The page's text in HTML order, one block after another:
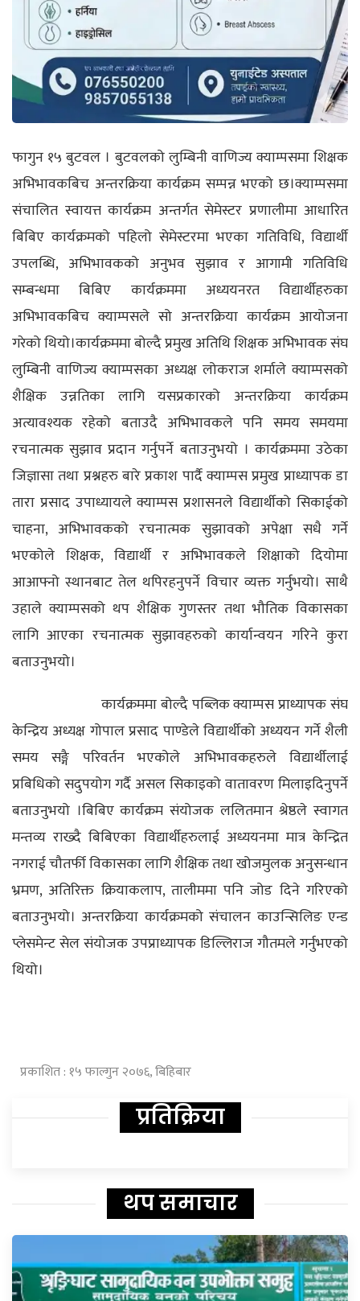
फागुन १५ बुटवल । बुटवलको लुम्बिनी वाणिज्य क्याम्पसमा शिक्षक
अभिभावकबिच अन्तरक्रिया कार्यक्रम सम्पन्न भएको छ।क्याम्पसमा
संचालित स्वायत्त कार्यक्रम अन्तर्गत सेमेस्टर प्रणालीमा आधारित
बिबिए कार्यक्रमको पहिलो सेमेस्टरमा भएका गतिविधि, विद्यार्थी
उपलब्धि, अभिभावकको अनुभव सुझाव र आगामी गतिविधि
सम्बन्धमा बिबिए कार्यक्रममा अध्ययनरत विद्यार्थीहरुका
अभिभावकबिच क्याम्पसले सो अन्तरक्रिया कार्यक्रम आयोजना
गरेको थियो।कार्यक्रममा बोल्दै प्रमुख अतिथि शिक्षक अभिभावक संघ
लुम्बिनी वाणिज्य क्याम्पसका अध्यक्ष लोकराज शर्माले क्याम्पसको
शैक्षिक उन्नतिका लागि यसप्रकारको अन्तरक्रिया कार्यक्रम
अत्यावश्यक रहेको बताउदै अभिभावकले पनि समय समयमा
रचनात्मक सुझाव प्रदान गर्नुपर्ने बताउनुभयो । कार्यक्रममा उठेका
जिज्ञासा तथा प्रश्नहरु बारे प्रकाश पार्दै क्याम्पस प्रमुख प्राध्यापक डा
तारा प्रसाद उपाध्यायले क्याम्पस प्रशासनले विद्यार्थीको सिकाईको
चाहना, अभिभावकको रचनात्मक सुझावको अपेक्षा सधै गर्ने
भएकोले शिक्षक, विद्यार्थी र अभिभावकले शिक्षाको दियोमा
आआफ्नो स्थानबाट तेल थपिरहनुपर्ने विचार व्यक्त गर्नुभयो। साथै
उहाले क्याम्पसको थप शैक्षिक गुणस्तर तथा भौतिक विकासका
लागि आएका रचनात्मक सुझावहरुको कार्यान्वयन गरिने कुरा
बताउनुभयो।
कार्यक्रममा बोल्दै पब्लिक क्याम्पस प्राध्यापक संघ
केन्द्रिय अध्यक्ष गोपाल प्रसाद पाण्डेले विद्यार्थीको अध्ययन गर्ने शैली
समय सङ्गै परिवर्तन भएकोले अभिभावकहरुले विद्यार्थीलाई
प्रबिधिको सदुपयोग गर्दै असल सिकाइको वातावरण मिलाइदिनुपर्ने
बताउनुभयो ।बिबिए कार्यक्रम संयोजक ललितमान श्रेष्ठले स्वागत
मन्तव्य राख्दै बिबिएका विद्यार्थीहरुलाई अध्ययनमा मात्र केन्द्रित
नगराई चौतर्फी विकासका लागि शैक्षिक तथा खोजमुलक अनुसन्धान
भ्रमण, अतिरिक्त क्रियाकलाप, तालीममा पनि जोड दिने गरिएको
बताउनुभयो। अन्तरक्रिया कार्यक्रमको संचालन काउन्सिलिङ एन्ड
प्लेसमेन्ट सेल संयोजक उपप्राध्यापक डिल्लिराज गौतमले गर्नुभएको
थियो।
प्रकाशित : १५ फाल्गुन २०७६, बिहिबार
प्रतिक्रिया
थप समाचार